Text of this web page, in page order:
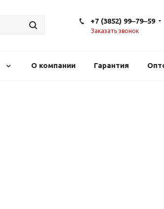
+7 (3852) 99‒79‒59
Заказать звонок
О компании Гарантия